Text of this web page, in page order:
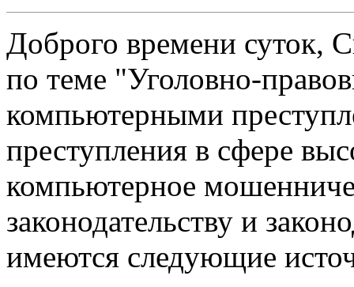
Доброго времени суток,
по теме "Уголовно-
компьютерными
преступления в сфере
компьютерное
законодательству и
имеются следующие